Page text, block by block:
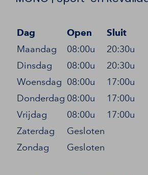
Dag Open
Sluit
Maandag
08:00u
20:30u
Dinsdag
08:00u
20:30u
Woensdag 08:00u
17:00u
Donderdag 08:00u
17:00u
Vrijdag
08:00u
17:00u
Zaterdag
Gesloten
Zondag
Gesloten